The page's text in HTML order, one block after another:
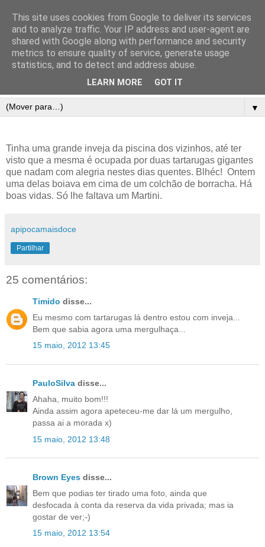
▼
Tinha uma grande inveja da piscina dos vizinhos, até ter
visto que a mesma é ocupada por duas tartarugas gigantes
que nadam com alegria nestes dias quentes. Blhéc! Ontem
uma delas boiava em cima de um colchão de borracha. Há
boas vidas. Só lhe faltava um Martini.
apipocamaisdoce
Partilhar
25 comentários:
Timido disse...
Eu mesmo com tartarugas lá dentro estou com inveja...
Bem que sabia agora uma mergulhaça...
15 maio, 2012 13:45
PauloSilva disse...
Ahaha, muito bom!!!
Ainda assim agora apeteceu-me dar lá um mergulho,
passa ai a morada x)
15 maio, 2012 13:48
Brown Eyes disse...
Bem que podias ter tirado uma foto, ainda que
desfocada à conta da reserva da vida privada; mas ia
gostar de ver;-)
15 maio, 2012 13:54
This site uses cookies from Google to deliver its services
and to analyze traffic. Your IP address and user-agent are
shared with Google along with performance and security
metrics to ensure quality of service, generate usage
statistics, and to detect and address abuse.
LEARN MORE GOT IT